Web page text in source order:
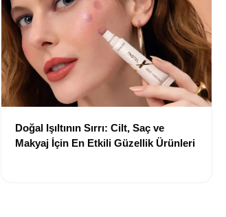
Doğal Işıltının Sırrı: Cilt, Saç ve
Makyaj İçin En Etkili Güzellik Ürünleri